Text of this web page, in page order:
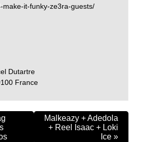
make-it-funky-ze3ra-guests/
Dutartre
France
Malkeazy + Adedola
+ Reel Isaac + Loki
Ice »